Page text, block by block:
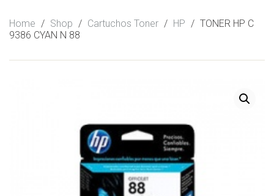
Home / Shop / Cartuchos Toner / HP / TONER HP C
9386 CYAN N 88